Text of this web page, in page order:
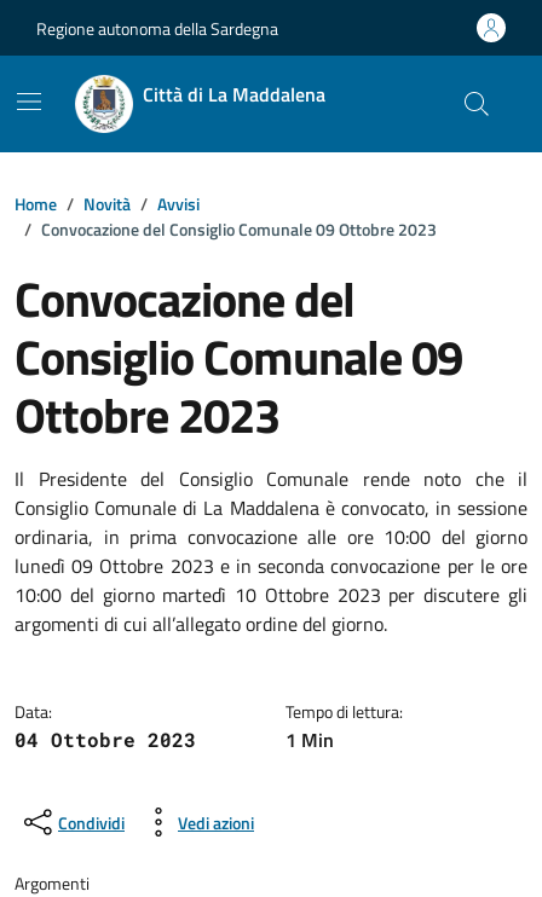
Regione autonoma della Sardegna
Città di La Maddalena
Home Novità
Avvisi
Convocazione del Consiglio Comunale 09 Ottobre 2023
Convocazione del
Consiglio Comunale 09
Ottobre 2023
Dettagli della notizia
Il Presidente del Consiglio Comunale rende noto che il
Consiglio Comunale di La Maddalena è convocato, in sessione
ordinaria, in prima convocazione alle ore 10:00 del giorno
lunedì 09 Ottobre 2023 e in seconda convocazione per le ore
10:00 del giorno martedì 10 Ottobre 2023 per discutere gli
argomenti di cui all’allegato ordine del giorno.
Data:
04 Ottobre 2023
Tempo di lettura:
1 Min
Condividi Vedi azioni
Argomenti